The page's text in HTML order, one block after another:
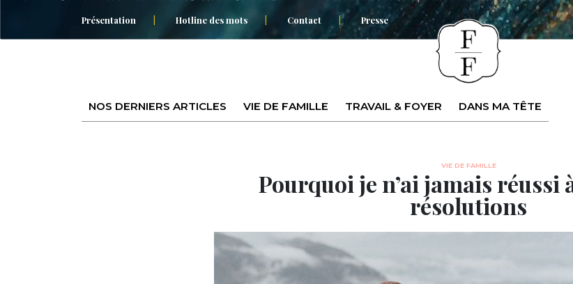
Présentation Hotline des mots Contact Presse
NOS DERNIERS ARTICLES VIE DE FAMILLE TRAVAIL & FOYER DANS MA TÊTE
VIE DE FAMILLE
Pourquoi je n’ai jamais réussi
résolutions